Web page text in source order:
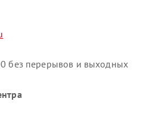
без перерывов и выходных